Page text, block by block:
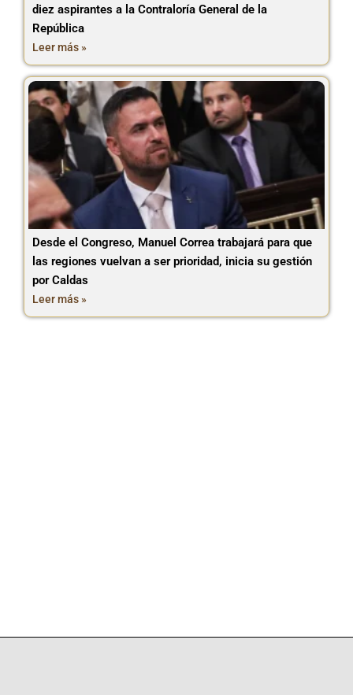
diez aspirantes a la Contraloría General de la
República
Leer más »
Desde el Congreso, Manuel Correa trabajará para que
las regiones vuelvan a ser prioridad, inicia su gestión
por Caldas
Leer más »